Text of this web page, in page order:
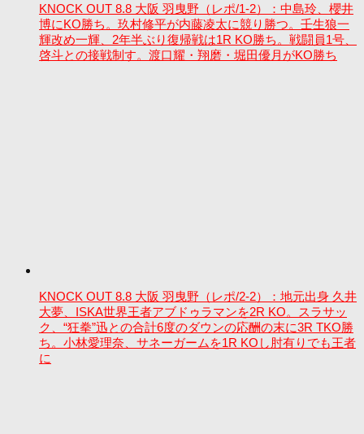
KNOCK OUT 8.8 大阪 羽曳野（レポ/1-2）：中島玲、櫻井
博にKO勝ち。玖村修平が内藤凌太に競り勝つ。壬生狼一
輝改め一輝、2年半ぶり復帰戦は1R KO勝ち。戦闘員1号、
啓斗との接戦制す。渡口耀・翔磨・堀田優月がKO勝ち
KNOCK OUT 8.8 大阪 羽曳野（レポ/2-2）：地元出身 久井
大夢、ISKA世界王者アブドゥラマンを2R KO。スラサッ
ク、“狂拳”迅との合計6度のダウンの応酬の末に3R TKO勝
ち。小林愛理奈、サネーガームを1R KOし肘有りでも王者
に